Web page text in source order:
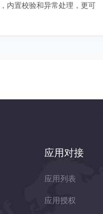
内置校验和异常处理，更可
应用对接
应用列表
应用授权